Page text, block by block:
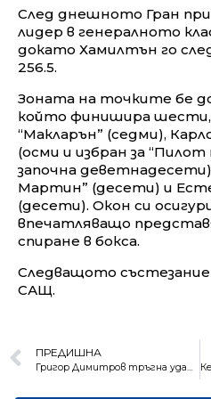
След днешното Гран
лидер в генералното
докато Хамилтън го
256.5.
Зоната на точките бе
който финишира шести,
“Макларън” (седми),
(осми и избран за
започна
Мартин” (десети) и
(десети). Окон си
впечатляващо
спиране в бокса.
Следващото
САЩ.
ПРЕДИШНА
Григор Димитров тръгна ударно в Индиън Уелс